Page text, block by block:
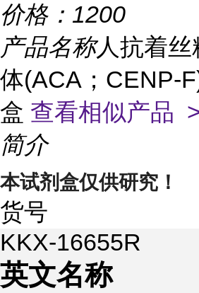
价格： 1200
产品名称人抗着丝
体(ACA；CENP-
盒 查看相似产品
简介
本试剂盒仅供研究！
货号
KKX-16655R
英文名称